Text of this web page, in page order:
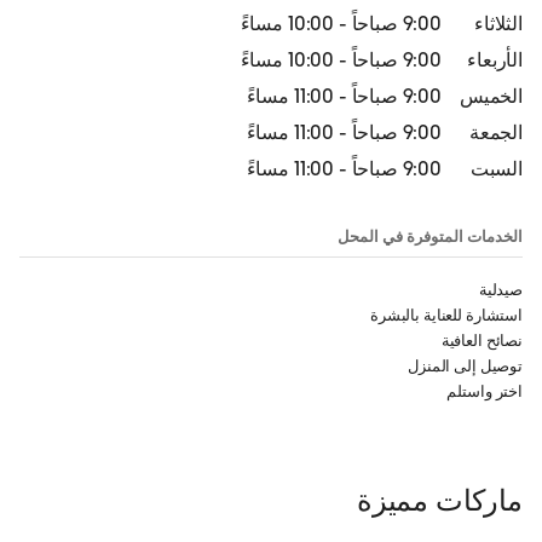
الثلاثاء
9:00 صباحاً - 10:00 مساءً
الأربعاء
9:00 صباحاً - 10:00 مساءً
الخميس
9:00 صباحاً - 11:00 مساءً
الجمعة
9:00 صباحاً - 11:00 مساءً
السبت
9:00 صباحاً - 11:00 مساءً
الخدمات المتوفرة في المحل
صيدلية
استشارة للعناية بالبشرة
نصائح العافية
توصيل إلى المنزل
اختر واستلم
ماركات مميزة